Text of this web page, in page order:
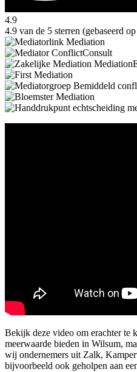
4.9
4.9 van de 5 sterren (gebaseerd op
Bekijk deze video om erachter te
meerwaarde bieden in Wilsum,
wij ondernemers uit Zalk,
bijvoorbeeld ook geholpen aan